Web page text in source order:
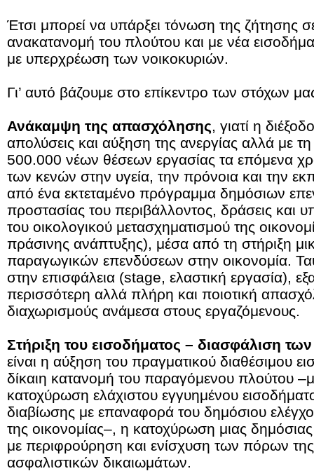
Έτσι μπορεί να υπάρξει τόνωση της ζήτησης
ανακατανομή του πλούτου και με νέα
με υπερχρέωση των νοικοκυριών.
Γι’ αυτό βάζουμε στο επίκεντρο των στόχων
Ανάκαμψη της απασχόλησης, γιατί η
απολύσεις και αύξηση της ανεργίας αλλά με
500.000 νέων θέσεων εργασίας τα επόμενα
των κενών στην υγεία, την πρόνοια και την
από ένα εκτεταμένο πρόγραμμα δημόσιων
προστασίας του περιβάλλοντος, δράσεις και
του οικολογικού μετασχηματισμού της
πράσινης ανάπτυξης), μέσα από τη στήριξη
παραγωγικών επενδύσεων στην οικονομία.
στην επισφάλεια (stage, ελαστική εργασία),
περισσότερη αλλά πλήρη και ποιοτική
διαχωρισμούς ανάμεσα στους εργαζόμενους.
Στήριξη του εισοδήματος – διασφάλιση
είναι η αύξηση του πραγματικού διαθέσιμου
δίκαιη κατανομή του παραγόμενου πλούτου
κατοχύρωση ελάχιστου εγγυημένου
διαβίωσης με επαναφορά του δημόσιου
της οικονομίας–, η κατοχύρωση μιας
με περιφρούρηση και ενίσχυση των πόρων
ασφαλιστικών δικαιωμάτων.